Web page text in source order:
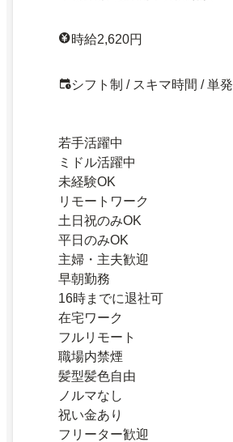
時給2,620円
シフト制 / スキマ時間 / 単発
若手活躍中
ミドル活躍中
未経験OK
リモートワーク
土日祝のみOK
平日のみOK
主婦・主夫歓迎
早朝勤務
16時までに退社可
在宅ワーク
フルリモート
職場内禁煙
髪型髪色自由
ノルマなし
祝い金あり
フリーター歓迎